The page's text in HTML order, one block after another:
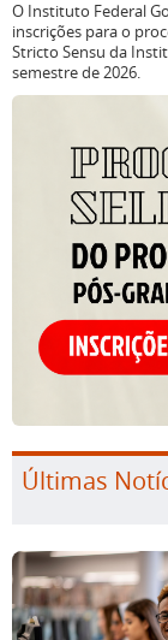
O Instituto Federal
inscrições para o
Stricto Sensu da
semestre de 2026.
Últimas